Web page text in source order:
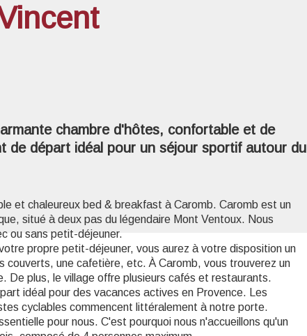
chambre d'hôtes, confortable et de
de départ idéal pour un séjour sportif autour du
et chaleureux bed & breakfast à Caromb. Caromb est un
situé à deux pas du légendaire Mont Ventoux. Nous
ou sans petit-déjeuner.
propre petit-déjeuner, vous aurez à votre disposition un
couverts, une cafetière, etc. À Caromb, vous trouverez un
De plus, le village offre plusieurs cafés et restaurants.
idéal pour des vacances actives en Provence. Les
cyclables commencent littéralement à notre porte.
pour nous. C'est pourquoi nous n'accueillons qu'un